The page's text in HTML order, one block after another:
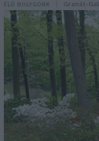
ÉLŐ BOLYGÓNK Granát-